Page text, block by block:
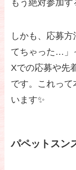
もう絶対参加す
しかも、応募
てちゃった…」
Xでの応募や先
です。これっ
います✨
パペットスン